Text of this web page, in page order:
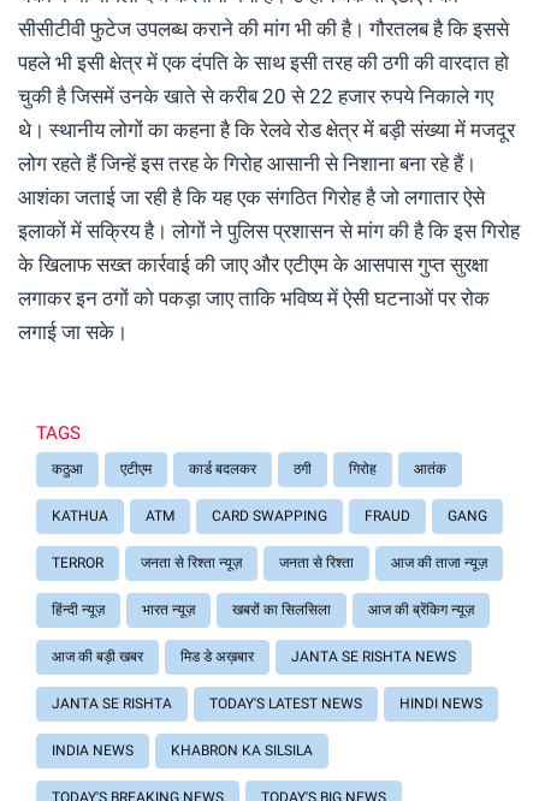
सीसीटीवी फुटेज उपलब्ध कराने की मांग भी की है। गौरतलब है कि इससे
पहले भी इसी क्षेत्र में एक दंपति के साथ इसी तरह की ठगी की वारदात हो
चुकी है जिसमें उनके खाते से करीब 20 से 22 हजार रुपये निकाले गए
थे। स्थानीय लोगों का कहना है कि रेलवे रोड क्षेत्र में बड़ी संख्या में मजदूर
लोग रहते हैं जिन्हें इस तरह के गिरोह आसानी से निशाना बना रहे हैं।
आशंका जताई जा रही है कि यह एक संगठित गिरोह है जो लगातार ऐसे
इलाकों में सक्रिय है। लोगों ने पुलिस प्रशासन से मांग की है कि इस गिरोह
के खिलाफ सख्त कार्रवाई की जाए और एटीएम के आसपास गुप्त सुरक्षा
लगाकर इन ठगों को पकड़ा जाए ताकि भविष्य में ऐसी घटनाओं पर रोक
लगाई जा सके।
TAGS
कठुआ एटीएम कार्ड बदलकर ठगी गिरोह आतंक
KATHUA ATM CARD SWAPPING FRAUD GANG
TERROR जनता से रिश्ता न्यूज़ जनता से रिश्ता आज की ताजा न्यूज़
हिंन्दी न्यूज़ भारत न्यूज़ खबरों का सिलसिला आज की ब्रेंकिग न्यूज़
आज की बड़ी खबर मिड डे अख़बार JANTA SE RISHTA NEWS
JANTA SE RISHTA TODAY'S LATEST NEWS HINDI NEWS
INDIA NEWS KHABRON KA SILSILA
TODAY'S BREAKING NEWS TODAY'S BIG NEWS